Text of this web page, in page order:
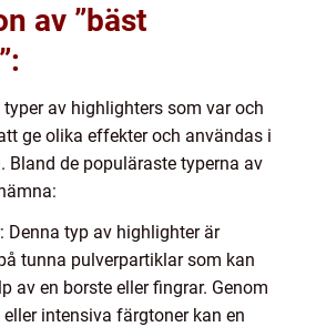
av ”bäst
av highlighters som var och
ge olika effekter och användas i
Bland de populäraste typerna av
Denna typ av highlighter är
tunna pulverpartiklar som kan
av en borste eller fingrar. Genom
intensiva färgtoner kan en